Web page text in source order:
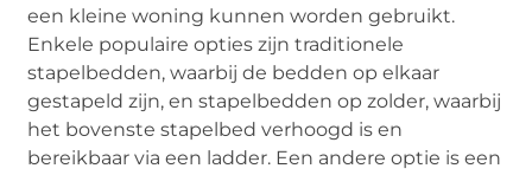
een kleine woning kunnen worden gebruikt.
Enkele populaire opties zijn traditionele
stapelbedden, waarbij de bedden op elkaar
gestapeld zijn, en stapelbedden op zolder, waarbij
het bovenste stapelbed verhoogd is en
bereikbaar via een ladder. Een andere optie is een